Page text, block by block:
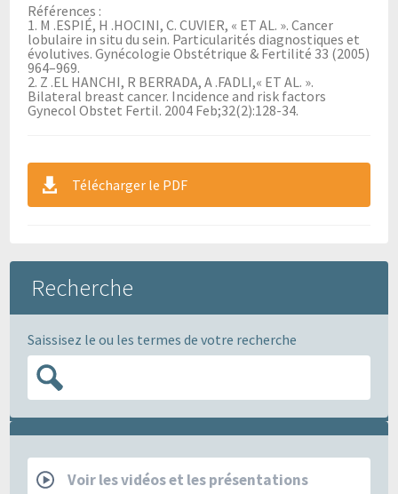
Références :
1. M .ESPIÉ, H .HOCINI, C. CUVIER, « ET AL. ». Cancer
lobulaire in situ du sein. Particularités diagnostiques et
évolutives. Gynécologie Obstétrique & Fertilité 33 (2005)
964–969.
2. Z .EL HANCHI, R BERRADA, A .FADLI,« ET AL. ».
Bilateral breast cancer. Incidence and risk factors
Gynecol Obstet Fertil. 2004 Feb;32(2):128-34.
Télécharger le PDF
Recherche
Saissisez le ou les termes de votre recherche
RCP
Voir les vidéos et les présentations